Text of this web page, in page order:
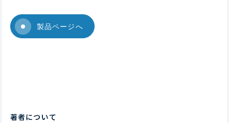
製品ページへ
著者について